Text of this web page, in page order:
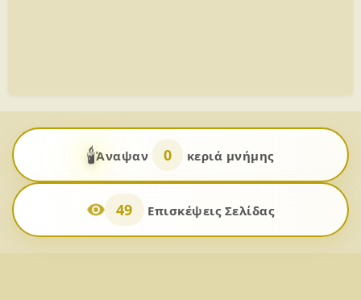
🕯️Άναψαν 0 κεριά μνήμης
49 Επισκέψεις Σελίδας